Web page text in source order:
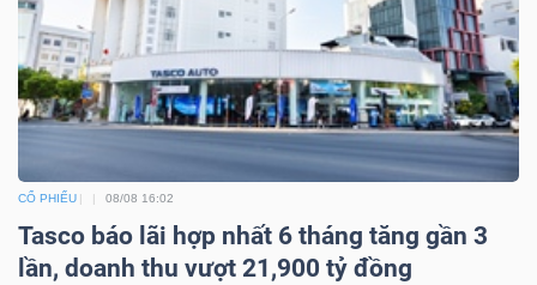
CỔ PHIẾU 08/08 16:02
Tasco báo lãi hợp nhất 6 tháng tăng gần 3
lần, doanh thu vượt 21,900 tỷ đồng